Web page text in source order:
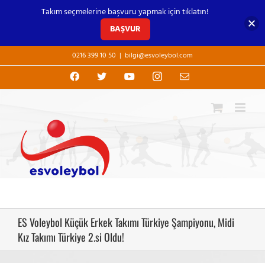
to
0216 399 10 50 | bilgi@esvoleybol.com
Facebook
X YouTubeInstagram
E-
ES Voleybol Küçük Erkek Takımı Türkiye Şampiyonu, Midi
Kız Takımı Türkiye 2.si Oldu!
Takım seçmelerine başvuru yapmak için tıklatın!
BAŞVUR